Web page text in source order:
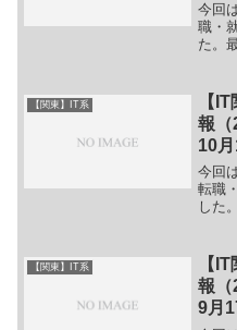
今回
職・
た。
でご
社コ
（１
ーバ
【関東】IT系
【
報（
10月
今回
転職
した
トで
（１
（２
【関東】IT系
【
報（
9月